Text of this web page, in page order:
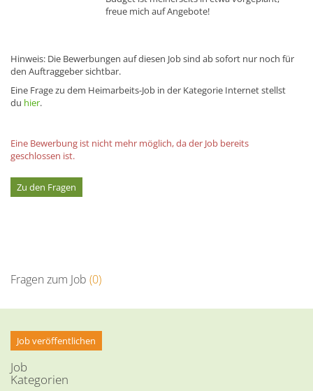
freue mich auf Angebote!
Hinweis: Die Bewerbungen auf diesen Job sind ab sofort nur noch für
den Auftraggeber sichtbar.
Eine Frage zu dem Heimarbeits-Job in der Kategorie Internet stellst
du hier.
Eine Bewerbung ist nicht mehr möglich, da der Job bereits
geschlossen ist.
Zu den Fragen
Fragen zum Job (0)
Job veröffentlichen
Job
Kategorien